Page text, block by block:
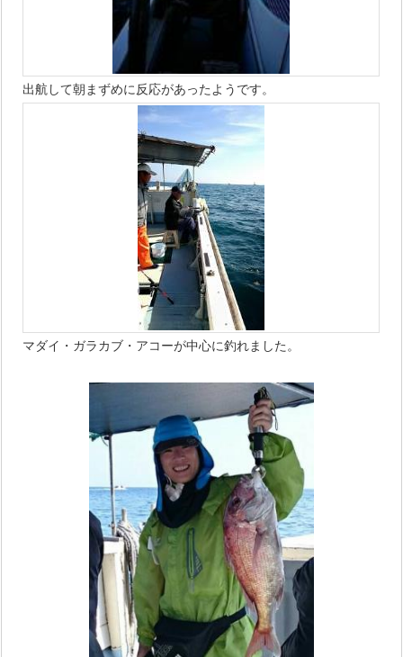
出航して朝まずめに反応があったようです。
マダイ・ガラカブ・アコーが中心に釣れました。